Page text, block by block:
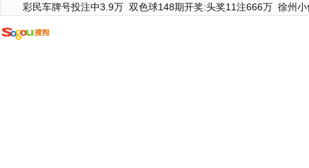
彩民车牌号投注中3.9万 双色球148期开奖:头奖11注666万 徐州